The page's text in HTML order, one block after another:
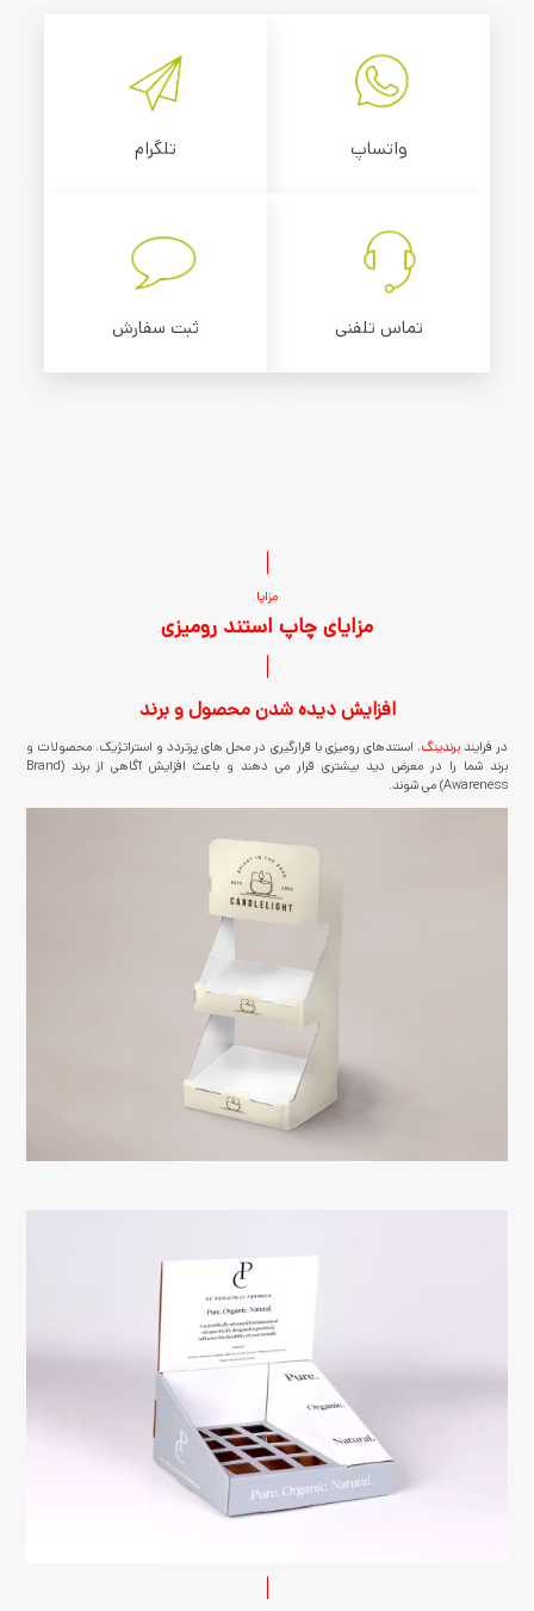
واتساپ تلگرام
تماس تلفنی ثبت سفارش
مزایا
مزایای چاپ استند رومیزی
افزایش دیده شدن محصول و برند
در فرایندبرندینگ، استندهای رومیزی با قرارگیری در محل های پرتردد و استراتژیک، محصولات و
برند شما را در معرض دید بیشتری قرار می دهند و باعث افزایش آگاهی از برند (Brand
Awareness) می شوند.